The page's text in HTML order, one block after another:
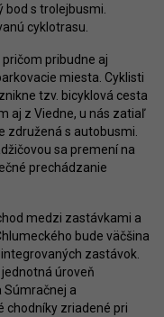
bod s trolejbusmi.
cyklotrasu.
pribudne aj
miesta. Cyklisti
tzv. bicyklová cesta
aj z Viedne, u nás zatiaľ
združená s autobusmi.
sa premení na
prechádzanie
medzi zastávkami a
bude väčšina
zastávok.
úroveň
Súmračnej a
chodníky zriadené pri